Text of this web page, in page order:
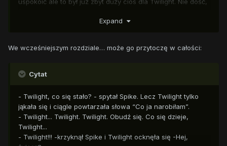
uspokoić ale to był już zbyt duży cios dla Twilight. Nie dość,
nie mówiąc już o innych miastach, a tysiące kucyków
naprawić.
zamykała się w sobie, w Spike’u coś pękło i nie wytrzymał:
- Co nie?
- Nie możemy się teraz podać! Jeżeli teraz czegoś nie
zrobimy, to całe życie w Equestrii zniknie i nie mówię tu tylko
o kucykach ale o wszystkich żyjących istotach!
- Co mamy niby zrobić?! Co! Wszystko stracone, a jedyna
osoba, która mogła coś na to poradzić leży tam... Martwa! I
Expand
We wcześniejszym rozdziale… może go przytoczę w całości:
Cytat
- Twilight, co się stało? - spytał Spike. Lecz Twilight tylko
jąkała się i ciągle powtarzała słowa “Co ja narobiłam”.
- Twilight... Twilight. Twilight. Obudź się. Co się dzieje,
Twilight...
- Twilight!!! -krzyknął Spike i Twilight ocknęła się -Hej,